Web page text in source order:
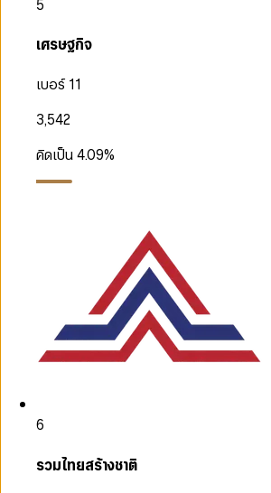
5
เศรษฐกิจ
เบอร์ 11
3,542
คิดเป็น4.09%
6
รวมไทยสร้างชาติ